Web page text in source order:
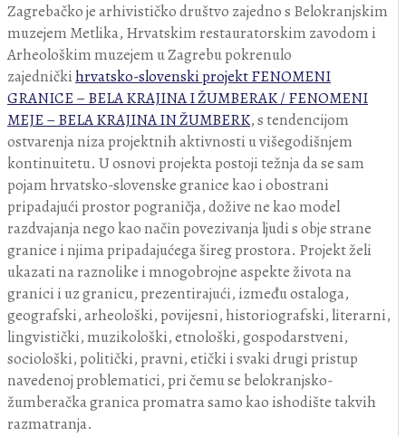
Zagrebačko je arhivističko društvo zajedno s Belokranjskim
muzejem Metlika, Hrvatskim restauratorskim zavodom i
Arheološkim muzejem u Zagrebu pokrenulo
zajedničkihrvatsko-slovenski projekt FENOMENI
GRANICE – BELA KRAJINA I ŽUMBERAK / FENOMENI
MEJE – BELA KRAJINA IN ŽUMBERK, s tendencijom
ostvarenja niza projektnih aktivnosti u višegodišnjem
kontinuitetu. U osnovi projekta postoji težnja da se sam
pojam hrvatsko-slovenske granice kao i obostrani
pripadajući prostor pograničja, dožive ne kao model
razdvajanja nego kao način povezivanja ljudi s obje strane
granice i njima pripadajućega šireg prostora. Projekt želi
ukazati na raznolike i mnogobrojne aspekte života na
granici i uz granicu, prezentirajući, između ostaloga,
geografski, arheološki, povijesni, historiografski, literarni,
lingvistički, muzikološki, etnološki, gospodarstveni,
sociološki, politički, pravni, etički i svaki drugi pristup
navedenoj problematici, pri čemu se belokranjsko-
žumberačka granica promatra samo kao ishodište takvih
razmatranja.